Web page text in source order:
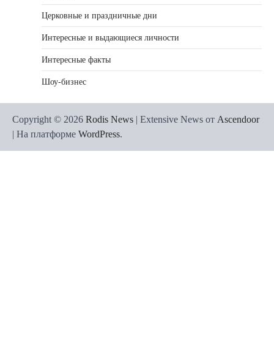
Церковные и праздничные дни
Интересные и выдающиеся личности
Интересные факты
Шоу-бизнес
Copyright © 2026 Rodis News | Extensive News от Ascendoor
| На платформе WordPress.